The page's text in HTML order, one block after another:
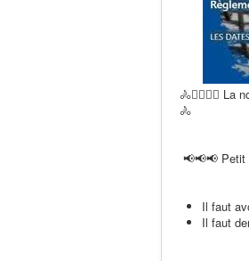
🚴🚴‍♂️🚴‍♀️ La
🚴
📢📢📢 Petit
Il faut
Il faut